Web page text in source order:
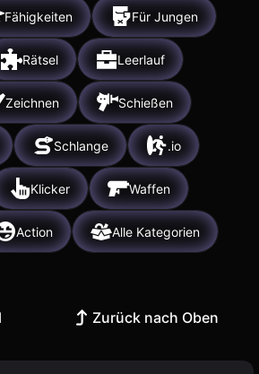
Fähigkeiten Für Jungen
Rätsel Leerlauf
Zeichnen Schießen
Schlange .io
Klicker Waffen
Action Alle Kategorien
Zurück nach Oben